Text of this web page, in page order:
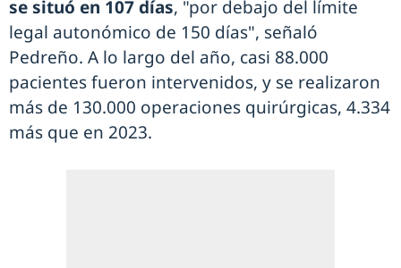
se situó en 107 días, "por debajo del límite
legal autonómico de 150 días", señaló
Pedreño. A lo largo del año, casi 88.000
pacientes fueron intervenidos, y se realizaron
más de 130.000 operaciones quirúrgicas, 4.334
más que en 2023.